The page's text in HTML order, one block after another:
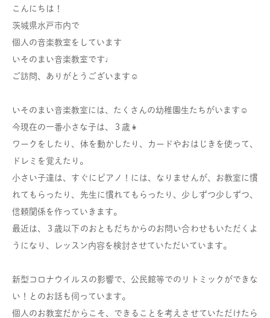
こんにちは！
茨城県水戸市内で
個人の音楽教室をしています
いそのまい音楽教室です♩
ご訪問、ありがとうございます☺︎
いそのまい音楽教室には、たくさんの幼稚園生たちがいます☺︎
今現在の一番小さな子は、３歳👧
ワークをしたり、体を動かしたり、カードやおはじきを使って、
ドレミを覚えたり。
小さい子達は、すぐにピアノ！には、なりませんが、お教室に慣
れてもらったり、先生に慣れてもらったり、少しずつ少しずつ、
信頼関係を作っていきます。
最近は、３歳以下のおともだちからのお問い合わせもいただくよ
うになり、レッスン内容を検討させていただいています。
新型コロナウイルスの影響で、公民館等でのリトミックができな
い！とのお話も伺っています。
個人のお教室だからこそ、できることを考えさせていただけたら